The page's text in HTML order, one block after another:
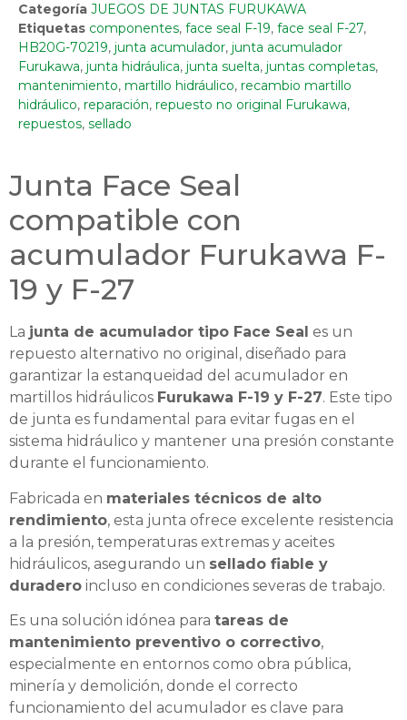
Categoría JUEGOS DE JUNTAS FURUKAWA
Etiquetas componentes, face seal F-19, face seal F-27,
HB20G-70219, junta acumulador, junta acumulador
Furukawa, junta hidráulica, junta suelta, juntas completas,
mantenimiento, martillo hidráulico, recambio martillo
hidráulico, reparación, repuesto no original Furukawa,
repuestos, sellado
Junta Face Seal
compatible con
acumulador Furukawa F-
19 y F-27
La junta de acumulador tipo Face Seal es un
repuesto alternativo no original, diseñado para
garantizar la estanqueidad del acumulador en
martillos hidráulicos Furukawa F-19 y F-27. Este tipo
de junta es fundamental para evitar fugas en el
sistema hidráulico y mantener una presión constante
durante el funcionamiento.
Fabricada en materiales técnicos de alto
rendimiento, esta junta ofrece excelente resistencia
a la presión, temperaturas extremas y aceites
hidráulicos, asegurando un sellado fiable y
duradero incluso en condiciones severas de trabajo.
Es una solución idónea para tareas de
mantenimiento preventivo o correctivo,
especialmente en entornos como obra pública,
minería y demolición, donde el correcto
funcionamiento del acumulador es clave para